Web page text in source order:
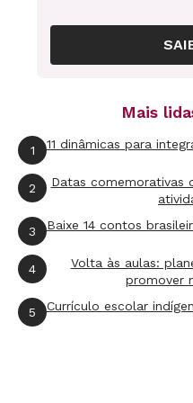
Independência não
todas as partes do
No norte do Brasil,
marcou este intento
administração
movimento ocorreu,
Confederação do
diferenças desses
que foi empreendido
Mais
1 11 dinâmicas para
2
Datas comemorativas
3 Baixe 14 contos
4
Volta às aulas:
promover
5 Currículo escolar